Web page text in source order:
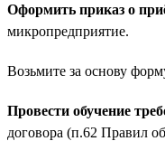
Оформить приказ о
микропредприятие.
Возьмите за основу
Провести обучение
договора (п.62 Правил